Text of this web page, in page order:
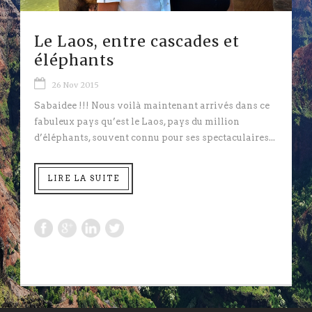
Le Laos, entre cascades et
éléphants
26 Nov 2015
Sabaidee !!! Nous voilà maintenant arrivés dans ce
fabuleux pays qu’est le Laos, pays du million
d’éléphants, souvent connu pour ses spectaculaires...
LIRE LA SUITE